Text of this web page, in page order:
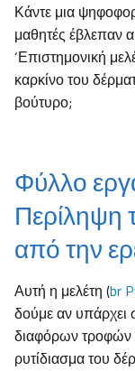
Κάντε μια
μαθητές έβλεπαν
‘Επιστημονική
καρκίνο του
βούτυρο;
Φύλλο
από την
Αυτή η μελέτη (br
δούμε αν
διαφόρων τροφών
ρυτίδιασμα του